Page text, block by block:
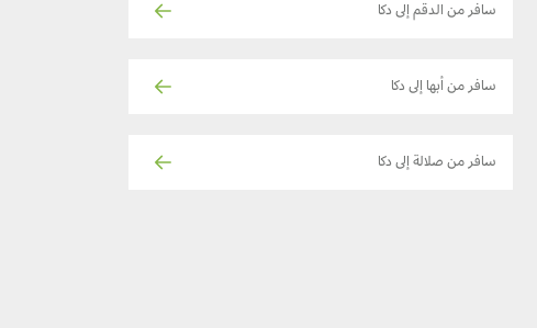
سافر من الدقم إلى دكا
سافر من أبها إلى دكا
سافر من صلالة إلى دكا